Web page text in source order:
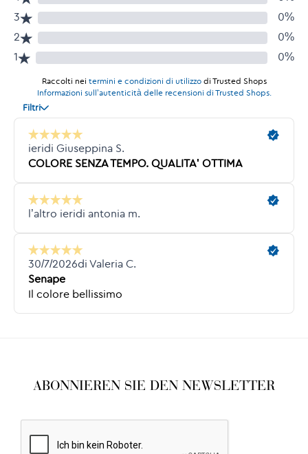
ABONNIEREN SIE DEN NEWSLETTER